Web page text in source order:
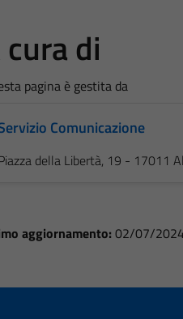
cura di
pagina è gestita da
Comunicazione
della Libertà, 19 - 17011
aggiornamento: 02/07/